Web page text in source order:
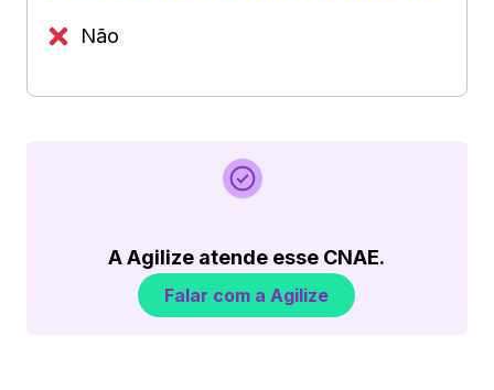
Não
A Agilize atende esse CNAE.
Falar com a Agilize